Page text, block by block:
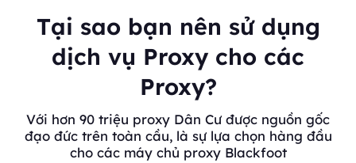
Tại sao bạn nên sử dụng
dịch vụ Proxy cho các
Proxy?
Với hơn 90 triệu proxy Dân Cư được nguồn gốc
đạo đức trên toàn cầu, là sự lựa chọn hàng đầu
cho các máy chủ proxy Blackfoot